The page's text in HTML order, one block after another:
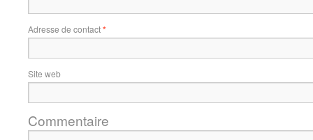
Adresse de contact*
Site web
Commentaire